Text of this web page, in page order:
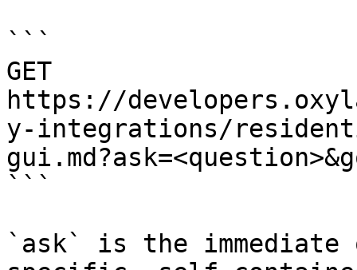
```
GET
https://
y-integrations/
```
`ask` is the